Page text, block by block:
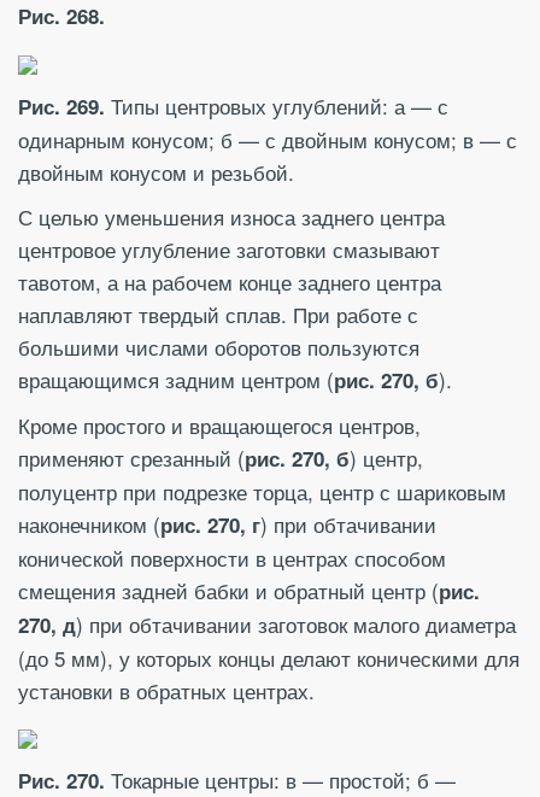
Рис. 268.
Рис. 269. Типы центровых углублений: а — с
одинарным конусом; б — с двойным конусом; в — с
двойным конусом и резьбой.
С целью уменьшения износа заднего центра
центровое углубление заготовки смазывают
тавотом, а на рабочем конце заднего центра
наплавляют твердый сплав. При работе с
большими числами оборотов пользуются
вращающимся задним центром (рис. 270, б).
Кроме простого и вращающегося центров,
применяют срезанный (рис. 270, б) центр,
полуцентр при подрезке торца, центр с шариковым
наконечником (рис. 270, г) при обтачивании
конической поверхности в центрах способом
смещения задней бабки и обратный центр (рис.
270, д) при обтачивании заготовок малого диаметра
(до 5 мм), у которых концы делают коническими для
установки в обратных центрах.
Рис. 270. Токарные центры: в — простой; б —